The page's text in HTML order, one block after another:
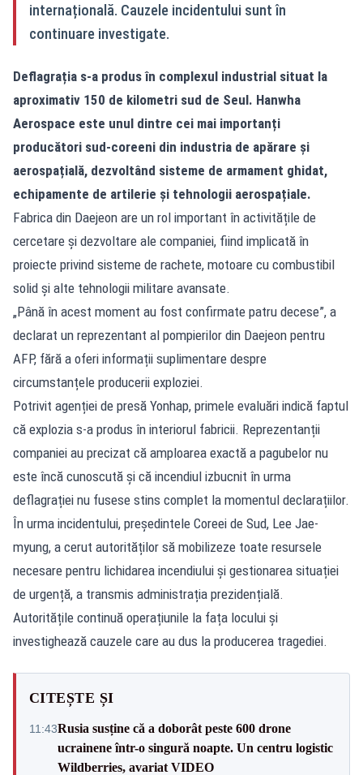
internațională. Cauzele incidentului sunt în
continuare investigate.
Deflagrația s-a produs în complexul industrial situat la
aproximativ 150 de kilometri sud de Seul. Hanwha
Aerospace este unul dintre cei mai importanți
producători sud-coreeni din industria de apărare și
aerospațială, dezvoltând sisteme de armament ghidat,
echipamente de artilerie și tehnologii aerospațiale.
Fabrica din Daejeon are un rol important în activitățile de
cercetare și dezvoltare ale companiei, fiind implicată în
proiecte privind sisteme de rachete, motoare cu combustibil
solid și alte tehnologii militare avansate.
„Până în acest moment au fost confirmate patru decese”, a
declarat un reprezentant al pompierilor din Daejeon pentru
AFP, fără a oferi informații suplimentare despre
circumstanțele producerii exploziei.
Potrivit agenției de presă Yonhap, primele evaluări indică faptul
că explozia s-a produs în interiorul fabricii. Reprezentanții
companiei au precizat că amploarea exactă a pagubelor nu
este încă cunoscută și că incendiul izbucnit în urma
deflagrației nu fusese stins complet la momentul declarațiilor.
În urma incidentului, președintele Coreei de Sud, Lee Jae-
myung, a cerut autorităților să mobilizeze toate resursele
necesare pentru lichidarea incendiului și gestionarea situației
de urgență, a transmis administrația prezidențială.
Autoritățile continuă operațiunile la fața locului și
investighează cauzele care au dus la producerea tragediei.
CITEȘTE ȘI
11:43Rusia susține că a doborât peste 600 drone
ucrainene într-o singură noapte. Un centru logistic
Wildberries, avariat VIDEO